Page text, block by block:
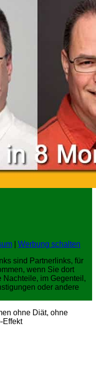
Werbung schalten
sind Partnerlinks, für
wenn Sie dort
Nachteile, im Gegenteil,
oder andere
ohne Diät, ohne
Effekt